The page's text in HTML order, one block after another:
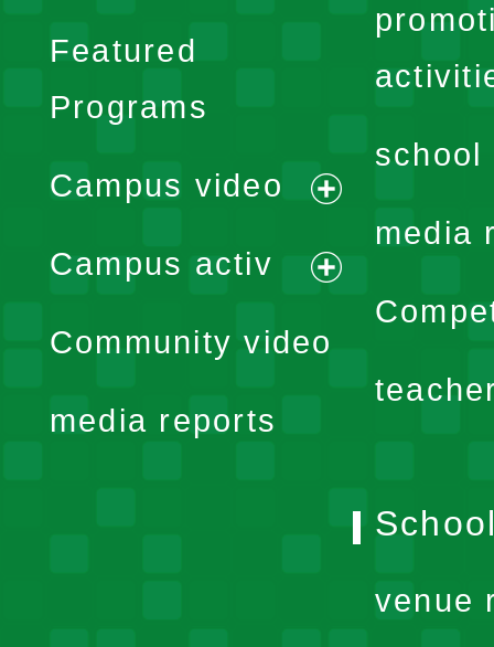
school
media
Featured
Programs
Campus video
expand
menu
Campus activ
expand
Community video
media reports
venue